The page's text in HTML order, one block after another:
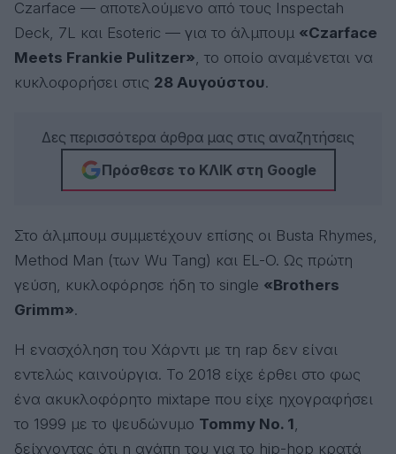
Czarface — αποτελούμενο από τους Inspectah
Deck, 7L και Esoteric — για το άλμπουμ «Czarface
Meets Frankie Pulitzer», το οποίο αναμένεται να
κυκλοφορήσει στις 28 Αυγούστου.
Δες περισσότερα άρθρα μας στις αναζητήσεις
Πρόσθεσε το ΚΛΙΚ στη Google
Στο άλμπουμ συμμετέχουν επίσης οι Busta Rhymes,
Method Man (των Wu Tang) και EL-O. Ως πρώτη
γεύση, κυκλοφόρησε ήδη το single «Brothers
Grimm».
Η ενασχόληση του Χάρντι με τη rap δεν είναι
εντελώς καινούργια. Το 2018 είχε έρθει στο φως
ένα ακυκλοφόρητο mixtape που είχε ηχογραφήσει
το 1999 με το ψευδώνυμο Tommy No. 1,
δείχνοντας ότι η αγάπη του για το hip-hop κρατά